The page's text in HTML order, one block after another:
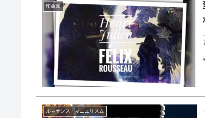
印象派
ルネサンス・マニエリスム